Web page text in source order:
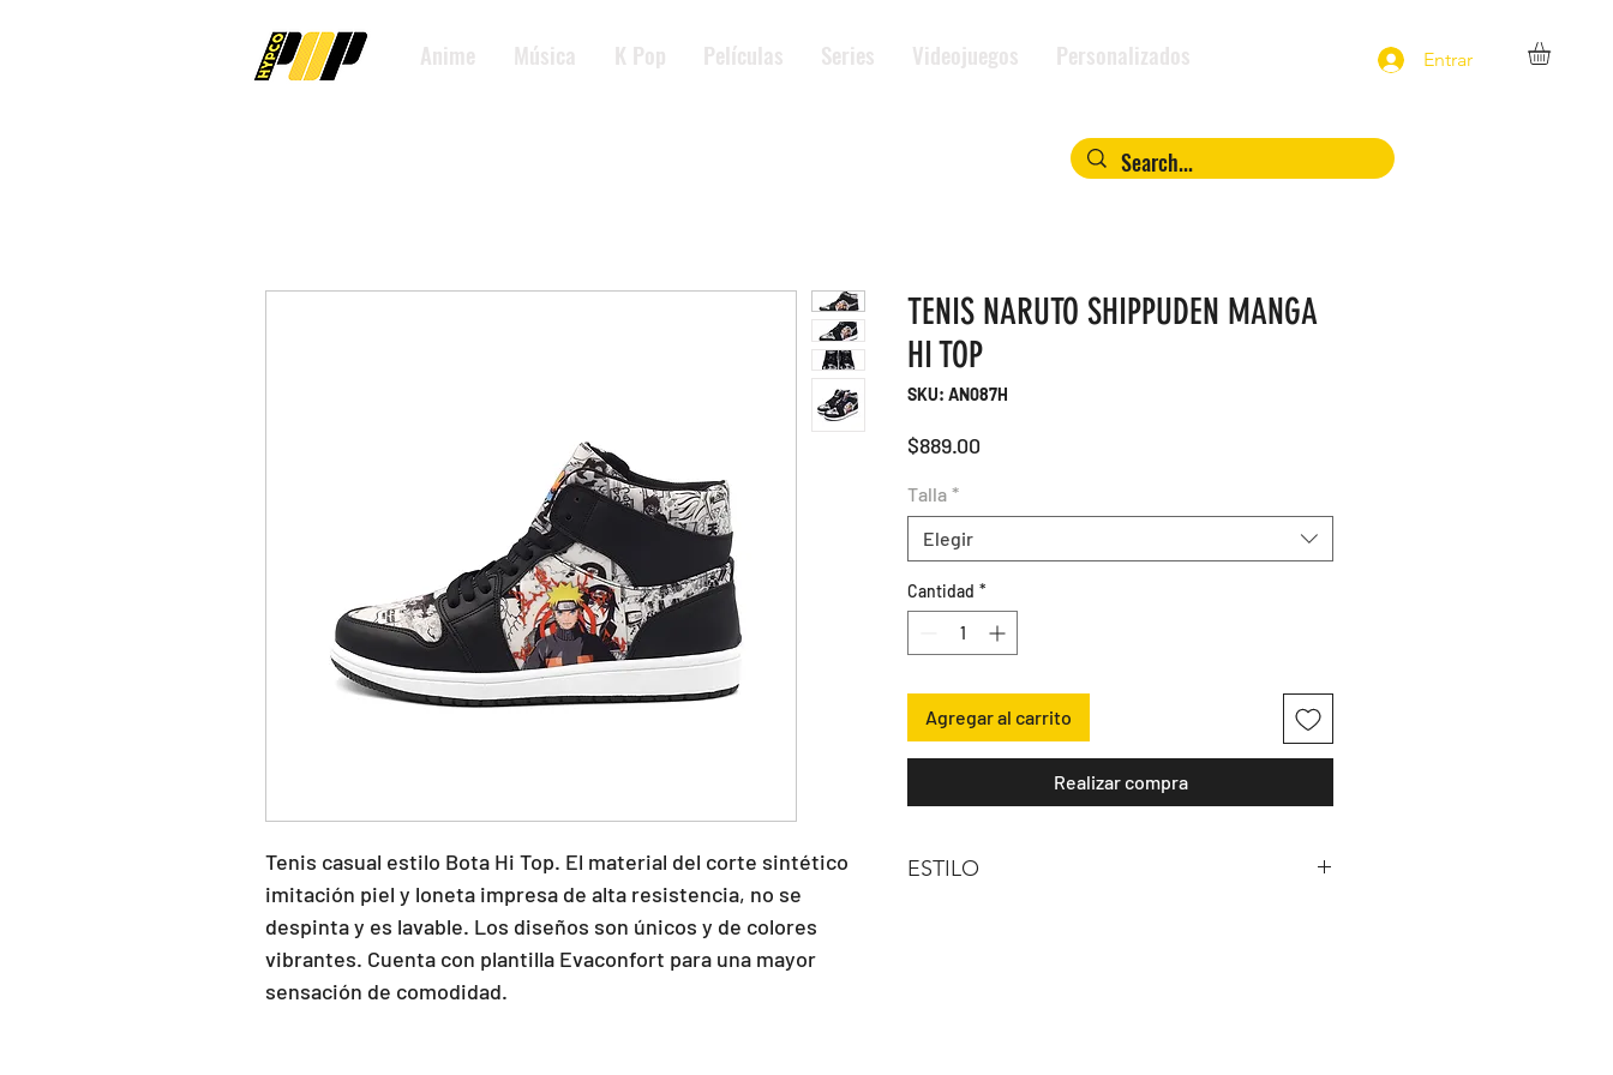
Entrar
Anime Música K Pop Películas Series Videojuegos Personalizados
Tenis casual estilo Bota Hi Top. El material del corte sintético
imitación piel y loneta impresa de alta resistencia, no se
despinta y es lavable. Los diseños son únicos y de colores
vibrantes. Cuenta con plantilla Evaconfort para una mayor
sensación de comodidad.
TENIS NARUTO SHIPPUDEN MANGA
HI TOP
SKU: AN087H
$889.00
Talla *
Elegir
Cantidad *
Agregar al carrito
Realizar compra
ESTILO